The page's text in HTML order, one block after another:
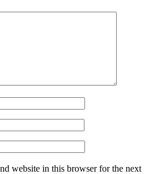
website in this browser for the next